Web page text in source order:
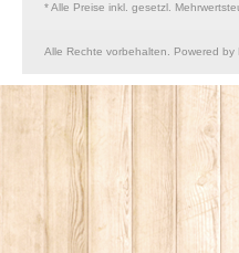
* Alle Preise inkl. gesetzl.
Alle Rechte vorbehalten. Powered by